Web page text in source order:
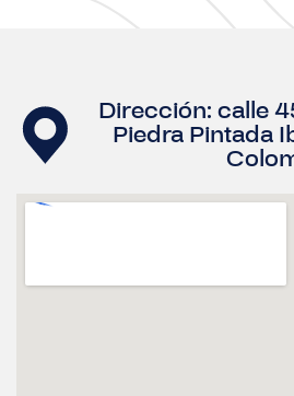
Dirección: calle
Piedra Pintada